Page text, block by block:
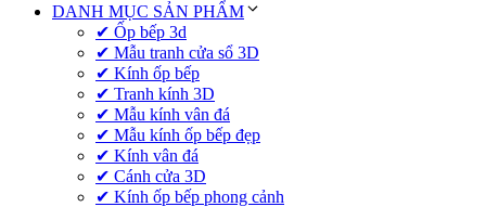
DANH MỤC SẢN PHẨM
✔ Ốp bếp 3d
✔ Mẫu tranh cửa sổ 3D
✔ Kính ốp bếp
✔ Tranh kính 3D
✔ Mẫu kính vân đá
✔ Mẫu kính ốp bếp đẹp
✔ Kính vân đá
✔ Cánh cửa 3D
✔ Kính ốp bếp phong cảnh